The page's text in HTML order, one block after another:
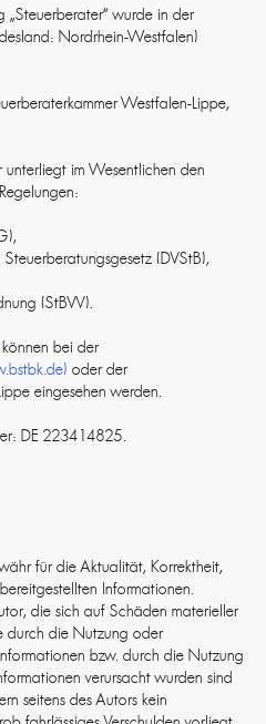
„Steuerberater“ wurde in der
Nordrhein-Westfalen)
Westfalen-Lippe,
unterliegt im Wesentlichen den
(DVStB),
(StBVV).
bei der
oder der
eingesehen werden.
DE 223414825.
für die Aktualität, Korrektheit,
Informationen.
die sich auf Schäden materieller
durch die Nutzung oder
bzw. durch die Nutzung
verursacht wurden sind
seitens des Autors kein